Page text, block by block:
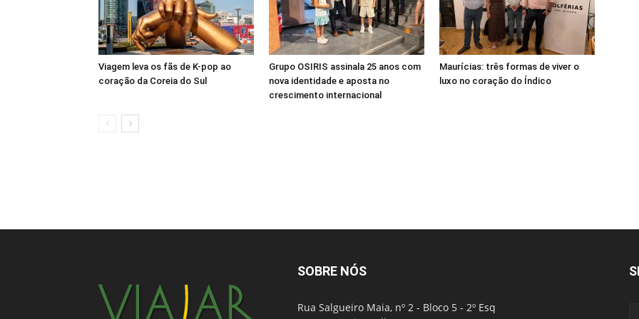
Viagem leva os fãs de K-pop ao
coração da Coreia do Sul
Grupo OSIRIS assinala 25 anos com
nova identidade e aposta no
crescimento internacional
Maurícias: três formas de viver o
luxo no coração do Índico
SOBRE NÓS
Rua Salgueiro Maia, nº 2 - Bloco 5 - 2º Esq